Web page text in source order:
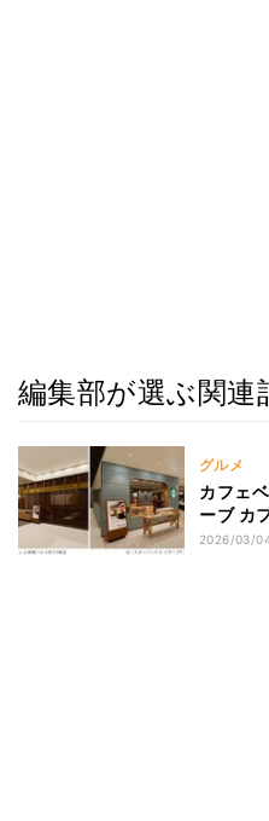
編集部が選ぶ関連
グルメ
カフェ
ーブ カ
2026/03/